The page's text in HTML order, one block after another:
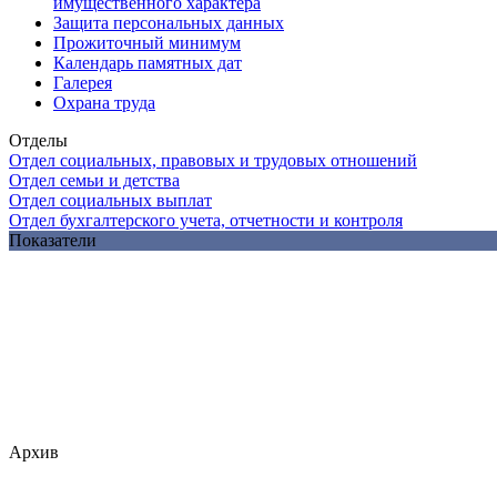
Защита персональных данных
Прожиточный минимум
Календарь памятных дат
Галерея
Охрана труда
Отделы
Отдел социальных, правовых и трудовых отношений
Отдел семьи и детства
Отдел социальных выплат
Отдел бухгалтерского учета, отчетности и контроля
Показатели
Архив